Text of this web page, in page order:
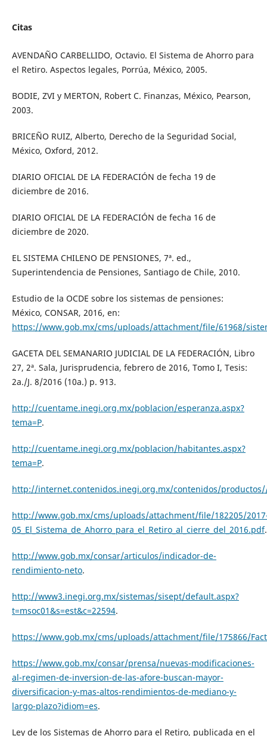
Citas
AVENDAÑO CARBELLIDO, Octavio. El Sistema de Ahorro para
el Retiro. Aspectos legales, Porrúa, México, 2005.
BODIE, ZVI y MERTON, Robert C. Finanzas, México, Pearson,
2003.
BRICEÑO RUIZ, Alberto, Derecho de la Seguridad Social,
México, Oxford, 2012.
DIARIO OFICIAL DE LA FEDERACIÓN de fecha 19 de
diciembre de 2016.
DIARIO OFICIAL DE LA FEDERACIÓN de fecha 16 de
diciembre de 2020.
EL SISTEMA CHILENO DE PENSIONES, 7ª. ed.,
Superintendencia de Pensiones, Santiago de Chile, 2010.
Estudio de la OCDE sobre los sistemas de pensiones:
México, CONSAR, 2016, en:
https://www.gob.mx/cms/uploads/attachment/file/61968/
GACETA DEL SEMANARIO JUDICIAL DE LA FEDERACIÓN, Libro
27, 2ª. Sala, Jurisprudencia, febrero de 2016, Tomo I, Tesis:
2a./J. 8/2016 (10a.) p. 913.
http://cuentame.inegi.org.mx/poblacion/esperanza.aspx?
tema=P.
http://cuentame.inegi.org.mx/poblacion/habitantes.aspx?
tema=P.
http://internet.contenidos.inegi.org.mx/contenidos/
http://www.gob.mx/cms/uploads/attachment/file/182205/
05_El_Sistema_de_Ahorro_para_el_Retiro_al_cierre_del_2016.pdf.
http://www.gob.mx/consar/articulos/indicador-de-
rendimiento-neto.
http://www3.inegi.org.mx/sistemas/sisept/default.aspx?
t=msoc01&s=est&c=22594.
https://www.gob.mx/cms/uploads/attachment/file/175866/
https://www.gob.mx/consar/prensa/nuevas-modificaciones-
al-regimen-de-inversion-de-las-afore-buscan-mayor-
diversificacion-y-mas-altos-rendimientos-de-mediano-y-
largo-plazo?idiom=es.
Ley de los Sistemas de Ahorro para el Retiro, publicada en el